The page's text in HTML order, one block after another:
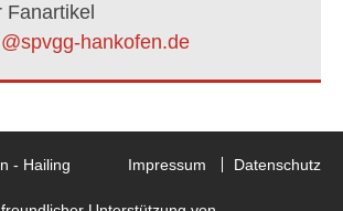
hankofen.de
- Hailing Impressum Datenschutz